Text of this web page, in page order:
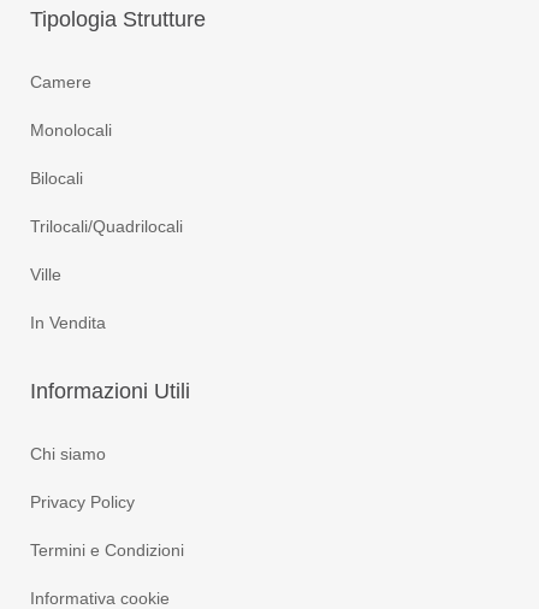
Tipologia Strutture
Camere
Monolocali
Bilocali
Trilocali/Quadrilocali
Ville
In Vendita
Informazioni Utili
Chi siamo
Privacy Policy
Termini e Condizioni
Informativa cookie